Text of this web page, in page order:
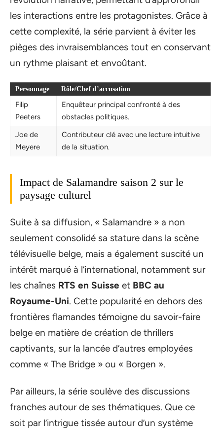
les interactions entre les protagonistes. Grâce à
cette complexité, la série parvient à éviter les
pièges des invraisemblances tout en conservant
un rythme plaisant et envoûtant.
Personnage Rôle/Chef d’accusation
Filip
Peeters
Enquêteur principal confronté à des
obstacles politiques.
Joe de
Meyere
Contributeur clé avec une lecture intuitive
de la situation.
Impact de Salamandre saison 2 sur le
paysage culturel
Suite à sa diffusion, « Salamandre » a non
seulement consolidé sa stature dans la scène
télévisuelle belge, mais a également suscité un
intérêt marqué à l’international, notamment sur
les chaînes RTS en Suisse et BBC au
Royaume-Uni. Cette popularité en dehors des
frontières flamandes témoigne du savoir-faire
belge en matière de création de thrillers
captivants, sur la lancée d’autres employées
comme « The Bridge » ou « Borgen ».
Par ailleurs, la série soulève des discussions
franches autour de ses thématiques. Que ce
soit par l’intrigue tissée autour d’un système